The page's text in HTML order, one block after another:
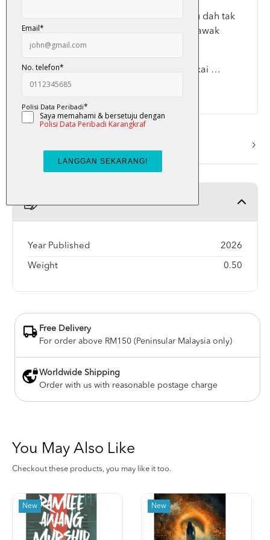
“Tapi, perempuan yang awak kagumi itu dah tak
ada …. Saya tak mahu suatu hari nanti, awak
menyesal kutip saya.”
Ada cinta yang hadir bukan untuk melukai …
tetapi untuk menyembuhkan.
Year Published 2026
Weight 0.50
Free Delivery
For order above RM150 (Peninsular Malaysia only)
Worldwide Shipping
Order with us with reasonable postage charge
You May Also Like
Checkout these products, you may like it too.
New New